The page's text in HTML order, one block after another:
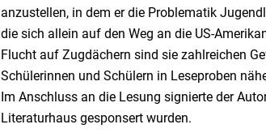
anzustellen, in dem er die Problematik
die sich allein auf den Weg an die US-
Flucht auf Zugdächern sind sie zahlreichen
Schülerinnen und Schülern in Leseproben
Im Anschluss an die Lesung signierte der
Literaturhaus gesponsert wurden.